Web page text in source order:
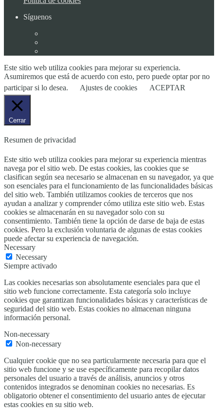
Síguenos
Este sitio web utiliza cookies para mejorar su experiencia.
Asumiremos que está de acuerdo con esto, pero puede optar por no
participar si lo desea.
Ajustes de cookies ACEPTAR
Cerrar
Resumen de privacidad
Este sitio web utiliza cookies para mejorar su experiencia mientras
navega por el sitio web. De estas cookies, las cookies que se
clasifican según sea necesario se almacenan en su navegador, ya que
son esenciales para el funcionamiento de las funcionalidades básicas
del sitio web. También utilizamos cookies de terceros que nos
ayudan a analizar y comprender cómo utiliza este sitio web. Estas
cookies se almacenarán en su navegador solo con su
consentimiento. También tiene la opción de darse de baja de estas
cookies. Pero la exclusión voluntaria de algunas de estas cookies
puede afectar su experiencia de navegación.
Necessary
Necessary
Siempre activado
Las cookies necesarias son absolutamente esenciales para que el
sitio web funcione correctamente. Esta categoría solo incluye
cookies que garantizan funcionalidades básicas y características de
seguridad del sitio web. Estas cookies no almacenan ninguna
información personal.
Non-necessary
Non-necessary
Cualquier cookie que no sea particularmente necesaria para que el
sitio web funcione y se use específicamente para recopilar datos
personales del usuario a través de análisis, anuncios y otros
contenidos integrados se denominan cookies no necesarias. Es
obligatorio obtener el consentimiento del usuario antes de ejecutar
estas cookies en su sitio web.